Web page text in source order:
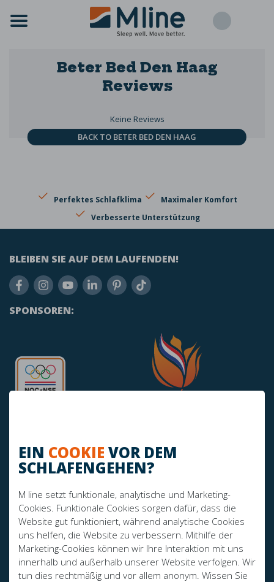
EIN COOKIE VOR DEM
SCHLAFENGEHEN?
M line setzt funktionale, analytische und Marketing-
Cookies. Funktionale Cookies sorgen dafür, dass die
Website gut funktioniert, während analytische Cookies
uns helfen, die Website zu verbessern. Mithilfe der
Marketing-Cookies können wir Ihre Interaktion mit uns
innerhalb und außerhalb unserer Website verfolgen. Wir
tun dies rechtmäßig und vor allem anonym. Wissen Sie
Beter Bed Den Haag
Reviews
Keine Reviews
BACK TO BETER BED DEN HAAG
Perfektes Schlafklima
Maximaler Komfort
Verbesserte Unterstützung
BLEIBEN SIE AUF DEM LAUFENDEN!
SPONSOREN:
info@mline.nl
+31 413-243050